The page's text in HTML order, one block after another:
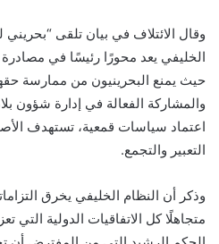
س
وقال الائتلاف في بيان تلقى “بحريني
الخليفي يعد محورًا رئيسًا في
حيث يمنع البحرينيون من ممارسة
والمشاركة الفعالة في إدارة شؤون
اعتماد سياسات قمعية، تستهدف
التعبير والتجمع.
وذكر أن النظام الخليفي يخرق
متجاهلًا كل الاتفاقيات الدولية التي